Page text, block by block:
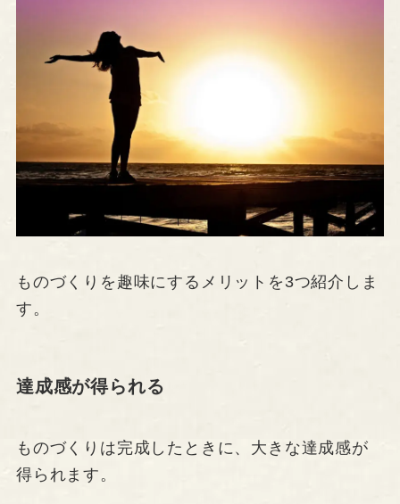
ものづくりを趣味にするメリットを3つ紹介しま
す。
達成感が得られる
ものづくりは完成したときに、大きな達成感が
得られます。